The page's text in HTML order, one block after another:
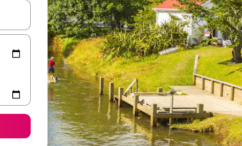
med upp- och nedåtpilarna eller utforska genom att trycka eller svepa.